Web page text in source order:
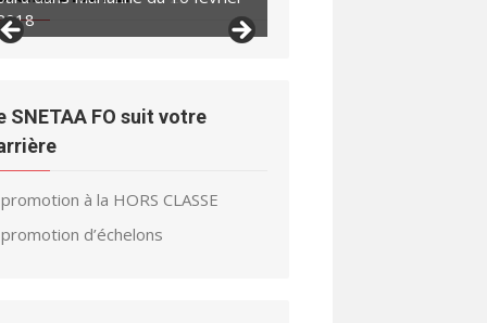
SNETAA FO suit votre
promotion à la HORS CLASSE
promotion d’échelons